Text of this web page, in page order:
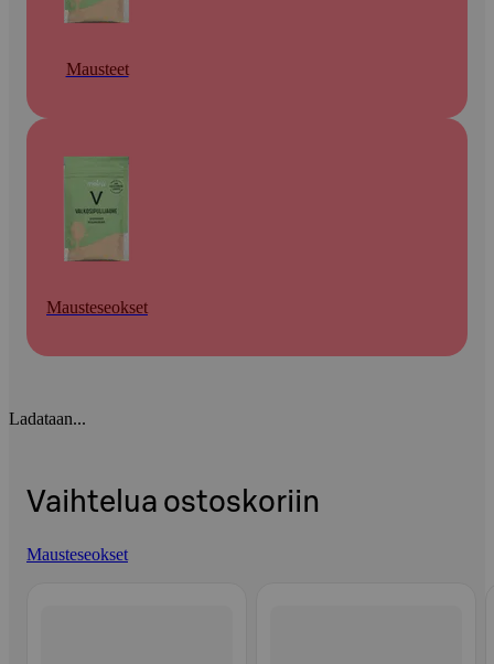
Mausteet
Mausteseokset
Ladataan...
Vaihtelua ostoskoriin
Mausteseokset